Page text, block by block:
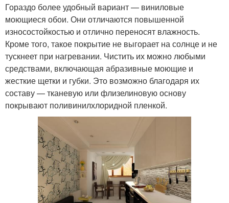
Гораздо более удобный вариант — виниловые
моющиеся обои. Они отличаются повышенной
износостойкостью и отлично переносят влажность.
Кроме того, такое покрытие не выгорает на солнце и не
тускнеет при нагревании. Чистить их можно любыми
средствами, включающая абразивные моющие и
жесткие щетки и губки. Это возможно благодаря их
составу — тканевую или флизелиновую основу
покрывают поливинилхлоридной пленкой.